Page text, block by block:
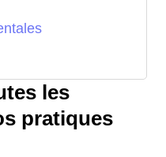
les
pratiques